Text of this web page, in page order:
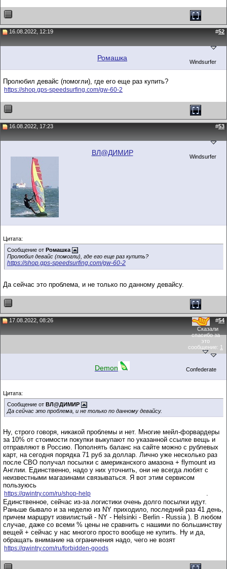
16.08.2022, 12:19 #52
Ромашка Windsurfer
Пролюбил девайс (помогли), где его еще раз купить?
https://shop.gps-speedsurfing.com/gw-60-2
16.08.2022, 17:23 #53
ВЛ@ДИМИР Windsurfer
Цитата:
Сообщение от Ромашка
Пролюбил девайс (помогли), где его еще раз купить?
https://shop.gps-speedsurfing.com/gw-60-2
Да сейчас это проблема, и не только по данному девайсу.
17.08.2022, 08:26 #54
Сказали
спасибо за
это
сообщение: 1
Demon Confederate
Цитата:
Сообщение от ВЛ@ДИМИР
Да сейчас это проблема, и не только по данному девайсу.
Ну, строго говоря, никакой проблемы и нет. Многие мейл-форвардеры
за 10% от стоимости покупки выкупают по указанной ссылке вещь и
отправляют в Россию. Пополнять баланс на сайте можно с рублевых
карт, на сегодня порядка 71 руб за доллар. Лично уже несколько раз
после СВО получал посылки с американского амазона + flymount из
Англии. Единственно, надо у них уточнить, они не всегда любят с
неизвестными магазинами связываться. Я вот этим сервисом
пользуюсь
https://qwintry.com/ru/shop-help
.
Единственное, сейчас из-за логистики очень долго посылки идут.
Раньше бывало и за неделю из NY приходило, последний раз 41 день,
причем маршрут извилистый - NY - Helsinki - Berlin - Russia ). В любом
случае, даже со всеми % цены не сравнить с нашими по большинству
вещей + сейчас у нас многого просто вообще не купить. Ну и да,
обращать внимание на ограничения надо, чего не возят
https://qwintry.com/ru/forbidden-goods